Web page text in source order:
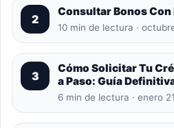
2
Consultar Bonos Con
10 min de lectura ·
3
Cómo Solicitar Tu
a Paso: Guía
6 min de lectura · enero